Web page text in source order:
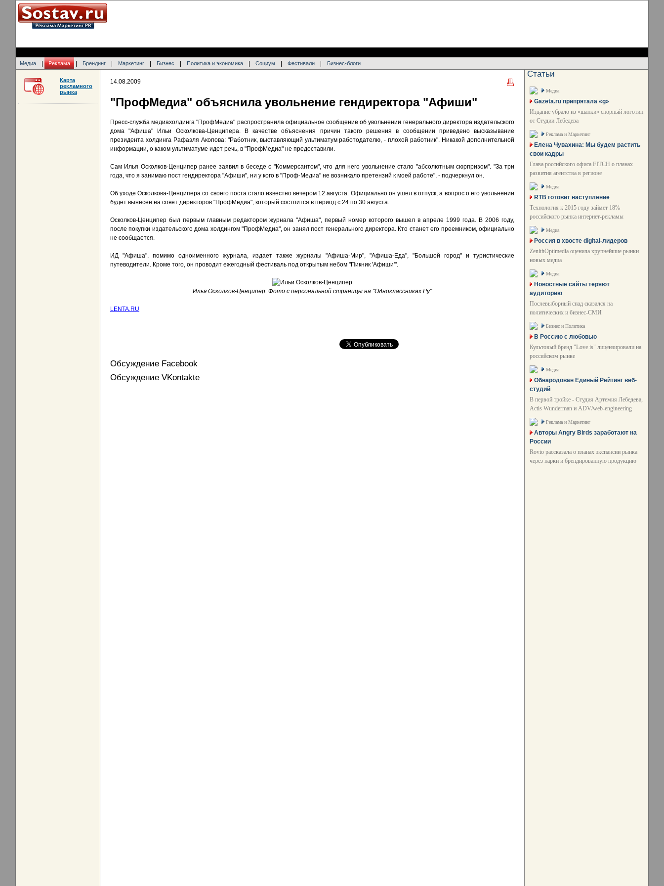
Медиа Реклама Брендинг Маркетинг Бизнес Политика и экономика Социум Фестивали Бизнес-блоги
14.08.2009
"ПрофМедиа" объяснила увольнение гендиректора "Афиши"
Пресс-служба медиахолдинга "ПрофМедиа" распространила официальное сообщение об увольнении генерального директора издательского
дома "Афиша" Ильи Осколкова-Ценципера. В качестве объяснения причин такого решения в сообщении приведено высказывание
президента холдинга Рафаэля Акопова: "Работник, выставляющий ультиматум работодателю, - плохой работник". Никакой дополнительной
информации, о каком ультиматуме идет речь, в "ПрофМедиа" не предоставили.
Сам Илья Осколков-Ценципер ранее заявил в беседе с "Коммерсантом", что для него увольнение стало "абсолютным сюрпризом". "За три
года, что я занимаю пост гендиректора "Афиши", ни у кого в "Проф-Медиа" не возникало претензий к моей работе", - подчеркнул он.
Об уходе Осколкова-Ценципера со своего поста стало известно вечером 12 августа. Официально он ушел в отпуск, а вопрос о его увольнении
будет вынесен на совет директоров "ПрофМедиа", который состоится в период с 24 по 30 августа.
Осколков-Ценципер был первым главным редактором журнала "Афиша", первый номер которого вышел в апреле 1999 года. В 2006 году,
после покупки издательского дома холдингом "ПрофМедиа", он занял пост генерального директора. Кто станет его преемником, официально
не сообщается.
ИД "Афиша", помимо одноименного журнала, издает также журналы "Афиша-Мир", "Афиша-Еда", "Большой город" и туристические
путеводители. Кроме того, он проводит ежегодный фестиваль под открытым небом "Пикник 'Афиши'".
Илья Осколков-Ценципер. Фото с персональной страницы на "Одноклассниках.Ру"
LENTA.RU
Обсуждение Facebook
Обсуждение VKontakte
Карта
рекламного
рынка
Статьи
Медиа
Gazeta.ru припрятала «g»
Издание убрало из «шапки» спорный логотип
от Студии Лебедева
Реклама и Маркетинг
Елена Чувахина: Мы будем растить
свои кадры
Глава российского офиса FITCH о планах
развития агентства в регионе
Медиа
RTB готовит наступление
Технология к 2015 году займет 18%
российского рынка интернет-рекламы
Медиа
Россия в хвосте digital-лидеров
ZenithOptimedia оценила крупнейшие рынки
новых медиа
Медиа
Новостные сайты теряют
аудиторию
Послевыборный спад сказался на
политических и бизнес-СМИ
Бизнес и Политика
В Россию с любовью
Культовый бренд "Love is" лицензировали на
российском рынке
Медиа
Обнародован Единый Рейтинг веб-
студий
В первой тройке - Студия Артемия Лебедева,
Actis Wunderman и ADV/web-engineering
Реклама и Маркетинг
Авторы Angry Birds заработают на
России
Rovio рассказала о планах экспансии рынка
через парки и брендированную продукцию